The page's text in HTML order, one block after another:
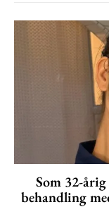
Som 32-
behandling